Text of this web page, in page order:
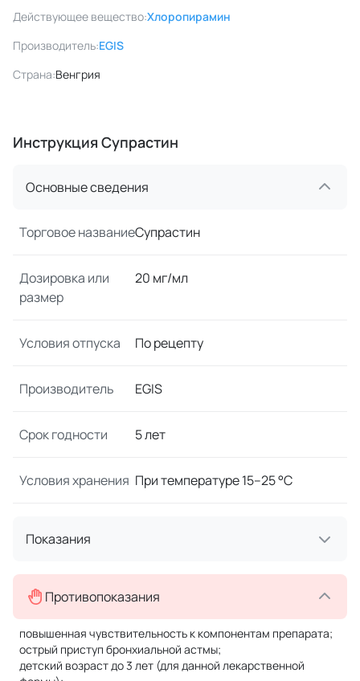
Действующее вещество:Хлоропирамин
Производитель:EGIS
Страна:Венгрия
Инструкция Супрастин
Основные сведения
Торговое названиеСупрастин
Дозировка или
размер
20 мг/мл
Условия отпуска По рецепту
Производитель EGIS
Срок годности 5 лет
Условия хранения При температуре 15–25 °C
Показания
Противопоказания
повышенная чувствительность к компонентам препарата;
острый приступ бронхиальной астмы;
детский возраст до 3 лет (для данной лекарственной